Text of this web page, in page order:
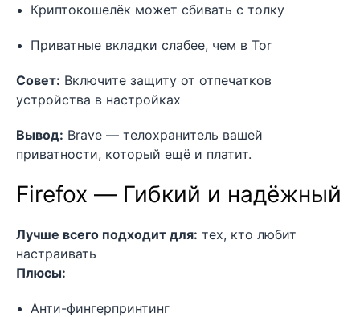
Криптокошелёк может сбивать с толку
Приватные вкладки слабее, чем в Tor
Совет: Включите защиту от отпечатков
устройства в настройках
Вывод: Brave — телохранитель вашей
приватности, который ещё и платит.
Firefox — Гибкий и надёжный
Лучше всего подходит для: тех, кто любит
настраивать
Плюсы:
Анти-фингерпринтинг